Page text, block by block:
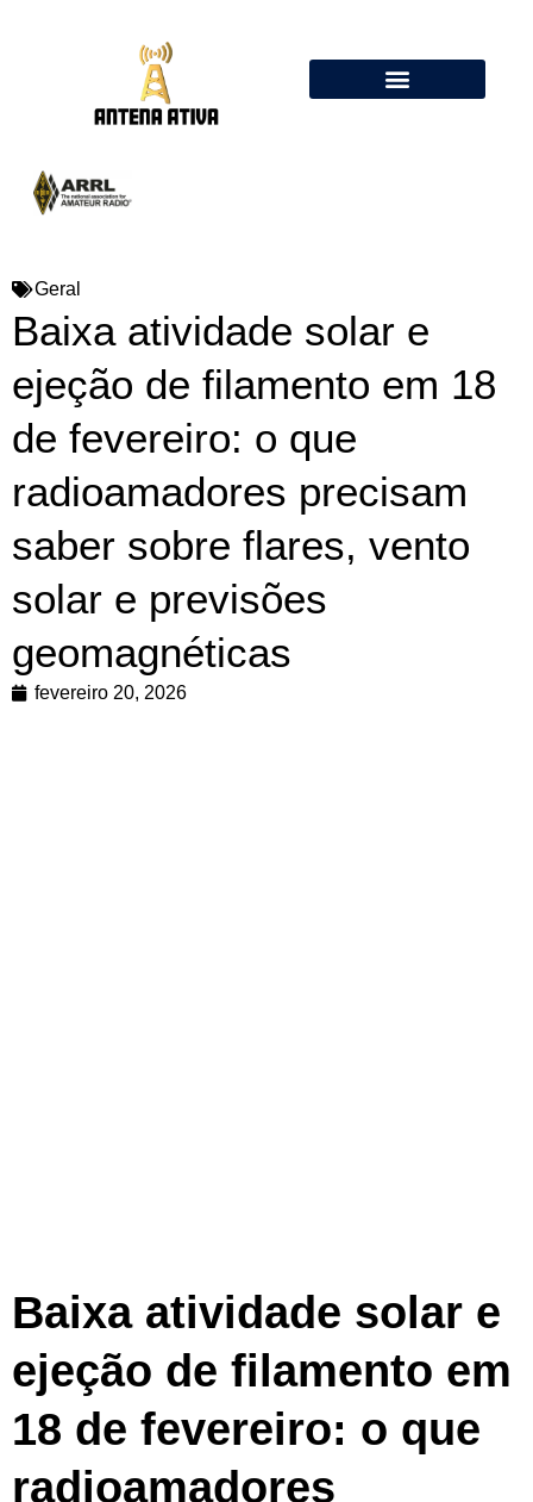
Geral
Baixa atividade solar e
ejeção de filamento em 18
de fevereiro: o que
radioamadores precisam
saber sobre flares, vento
solar e previsões
geomagnéticas
fevereiro 20, 2026
Baixa atividade solar e
ejeção de filamento em
18 de fevereiro: o que
radioamadores